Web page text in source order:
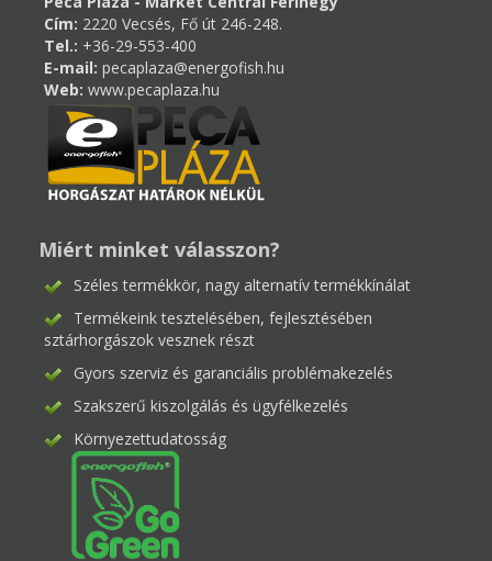
Cím: 2220 Vecsés, Fő út 246-248.
Tel.: +36-29-553-400
E-mail: pecaplaza@energofish.hu
Web: www.pecaplaza.hu
Miért minket válasszon?
Széles termékkör, nagy alternatív termékkínálat
Termékeink tesztelésében, fejlesztésében
sztárhorgászok vesznek részt
Gyors szerviz és garanciális problémakezelés
Szakszerű kiszolgálás és ügyfélkezelés
Környezettudatosság